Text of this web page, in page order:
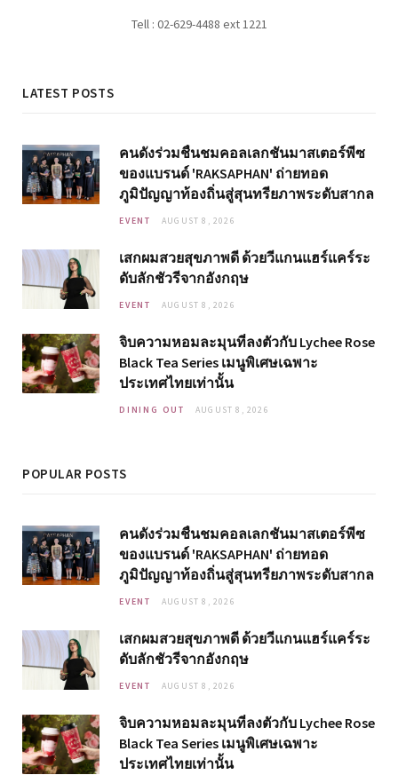
Tell : 02-629-4488 ext 1221
LATEST POSTS
คนดังร่วมชื่นชมคอลเลกชันมาสเตอร์พีซ
ของแบรนด์ 'RAKSAPHAN' ถ่ายทอด
ภูมิปัญญาท้องถิ่นสู่สุนทรียภาพระดับสากล
EVENT AUGUST 8, 2026
เสกผมสวยสุขภาพดี ด้วยวีแกนแฮร์แคร์ระ
ดับลักชัวรีจากอังกฤษ
EVENT AUGUST 8, 2026
จิบความหอมละมุนที่ลงตัวกับ Lychee Rose
Black Tea Series เมนูพิเศษเฉพาะ
ประเทศไทยเท่านั้น
DINING OUT AUGUST 8, 2026
POPULAR POSTS
คนดังร่วมชื่นชมคอลเลกชันมาสเตอร์พีซ
ของแบรนด์ 'RAKSAPHAN' ถ่ายทอด
ภูมิปัญญาท้องถิ่นสู่สุนทรียภาพระดับสากล
EVENT AUGUST 8, 2026
เสกผมสวยสุขภาพดี ด้วยวีแกนแฮร์แคร์ระ
ดับลักชัวรีจากอังกฤษ
EVENT AUGUST 8, 2026
จิบความหอมละมุนที่ลงตัวกับ Lychee Rose
Black Tea Series เมนูพิเศษเฉพาะ
ประเทศไทยเท่านั้น